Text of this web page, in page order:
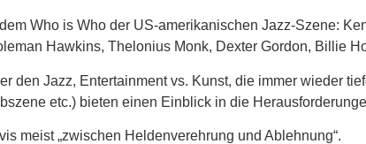
Who is Who der US-amerikanischen Jazz-Szene:
Hawkins, Thelonius Monk, Dexter Gordon, Billie
den Jazz, Entertainment vs. Kunst, die immer wieder
etc.) bieten einen Einblick in die
meist „zwischen Heldenverehrung und Ablehnung“.